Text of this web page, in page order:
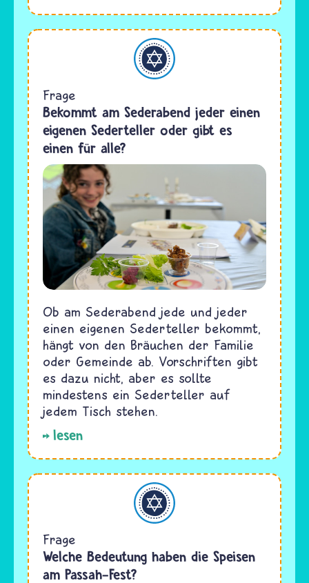
Judentum
Frage
Bekommt am Sederabend jeder einen
eigenen Sederteller oder gibt es
einen für alle?
Ob am Sederabend jede und jeder
einen eigenen Sederteller bekommt,
hängt von den Bräuchen der Familie
oder Gemeinde ab. Vorschriften gibt
es dazu nicht, aber es sollte
mindestens ein Sederteller auf
jedem Tisch stehen.
lesen
Judentum
Frage
Welche Bedeutung haben die Speisen
am Passah-Fest?